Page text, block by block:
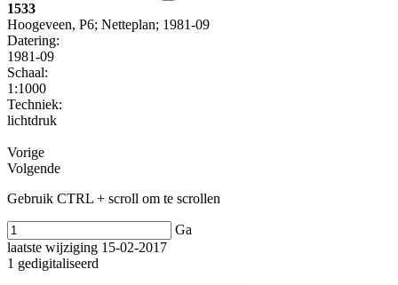
1533
Hoogeveen, P6; Netteplan; 1981-09
Datering:
1981-09
Schaal:
1:1000
Techniek:
lichtdruk
Vorige
Volgende
Gebruik CTRL + scroll om te scrollen
Ga
laatste wijziging 15-02-2017
1 gedigitaliseerd